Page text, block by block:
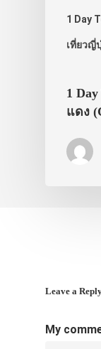
1 Day
เที่ยวญี่
1
แดง
Leave a
My